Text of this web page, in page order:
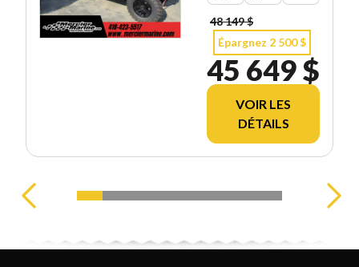
48 149 $
Épargnez 2 500 $
45 649 $
VOIR LES
DÉTAILS